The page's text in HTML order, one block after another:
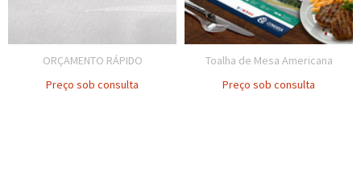
ORÇAMENTO RÁPIDO
Preço sob consulta
Toalha de Mesa Americana
Preço sob consulta